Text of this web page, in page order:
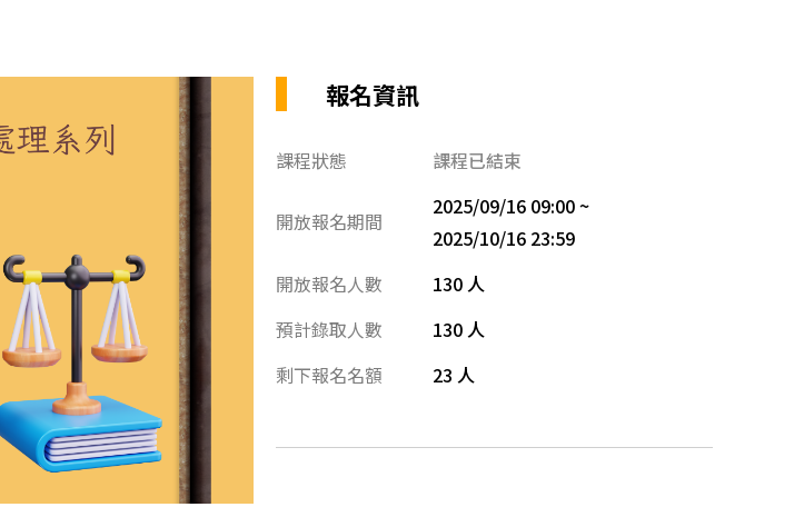
報名資訊
課程狀態 課程已結束
開放報名期間
2025/09/16 09:00 ~
2025/10/16 23:59
開放報名人數
130 人
預計錄取人數
130 人
剩下報名名額
23 人